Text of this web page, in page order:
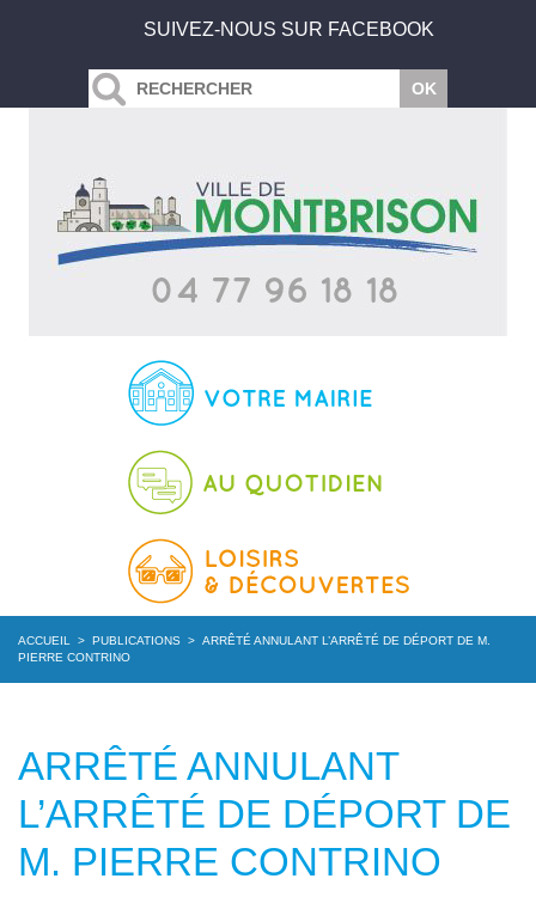
SUIVEZ-NOUS SUR FACEBOOK
ACCUEIL > PUBLICATIONS > ARRÊTÉ ANNULANT L’ARRÊTÉ DE DÉPORT DE M.
PIERRE CONTRINO
ARRÊTÉ ANNULANT
L’ARRÊTÉ DE DÉPORT DE
M. PIERRE CONTRINO